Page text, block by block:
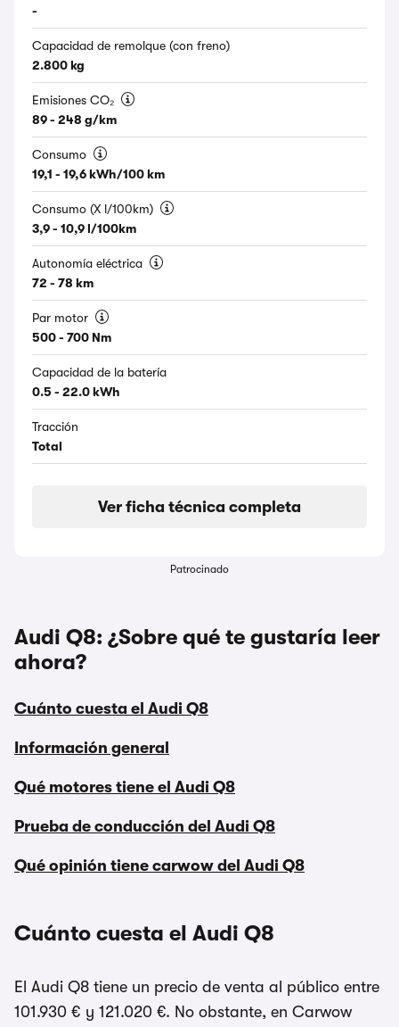
-
Capacidad de remolque (con freno)
2.800 kg
Emisiones CO₂
89 - 248 g/km
Consumo
19,1 - 19,6 kWh/100 km
Consumo (X l/100km)
3,9 - 10,9 l/100km
Autonomía eléctrica
72 - 78 km
Par motor
500 - 700 Nm
Capacidad de la batería
0.5 - 22.0 kWh
Tracción
Total
Ver ficha técnica completa
Patrocinado
Audi Q8: ¿Sobre qué te gustaría leer
ahora?
Cuánto cuesta el Audi Q8
Información general
Qué motores tiene el Audi Q8
Prueba de conducción del Audi Q8
Qué opinión tiene carwow del Audi Q8
Cuánto cuesta el Audi Q8
El Audi Q8 tiene un precio de venta al público entre
101.930 € y 121.020 €. No obstante, en Carwow